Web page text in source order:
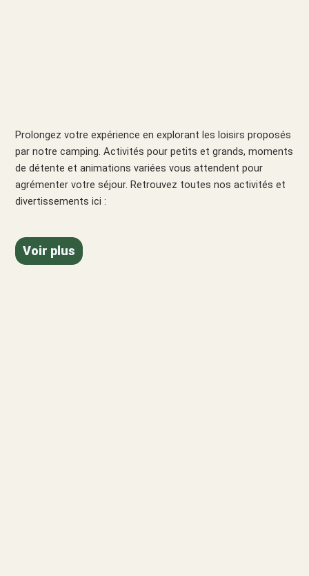
Prolongez votre expérience en explorant les loisirs proposés
par notre camping. Activités pour petits et grands, moments
de détente et animations variées vous attendent pour
agrémenter votre séjour. Retrouvez toutes nos activités et
divertissements ici :
Voir plus